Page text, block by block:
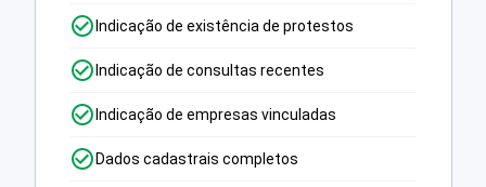
Indicação de existência de protestos
Indicação de consultas recentes
Indicação de empresas vinculadas
Dados cadastrais completos